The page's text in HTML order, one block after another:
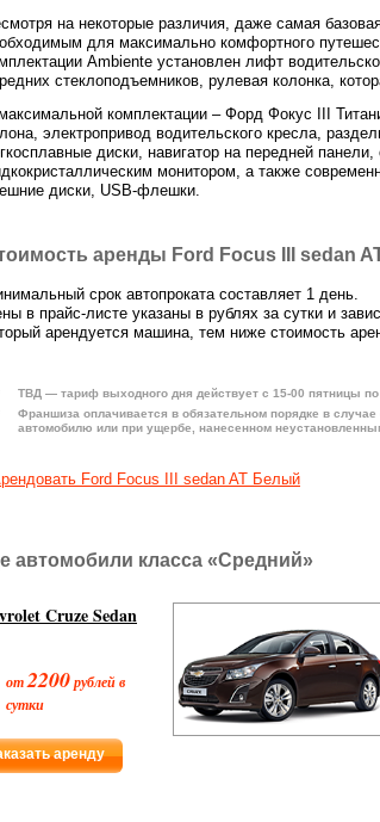
на некоторые различия, даже самая
для максимально комфортного
Ambiente установлен лифт
стеклоподъемников, рулевая колонка,
комплектации – Форд Фокус III
электропривод водительского кресла,
диски, навигатор на передней
монитором, а также
диски, USB-флешки.
аренды Ford Focus III sedan
срок автопроката составляет 1 день.
в прайс-листе указаны в рублях за сутки и
арендуется машина, тем ниже стоимость
ТВД — тариф выходного дня действует с 15-00 пятницы
Франшиза оплачивается в обязательном порядке в
автомобилю или при ущербе, нанесенном
Ford Focus III sedan AT Белый
автомобили класса «Средний»
Cruze Sedan
от2200рублей в
сутки
аренду